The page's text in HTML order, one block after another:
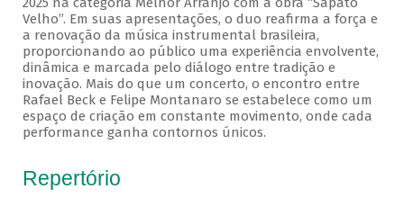
Velho”. Em suas apresentações, o duo reafirma a força e
a renovação da música instrumental brasileira,
proporcionando ao público uma experiência envolvente,
dinâmica e marcada pelo diálogo entre tradição e
inovação. Mais do que um concerto, o encontro entre
Rafael Beck e Felipe Montanaro se estabelece como um
espaço de criação em constante movimento, onde cada
performance ganha contornos únicos.
Repertório